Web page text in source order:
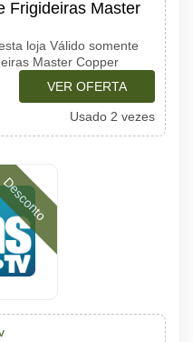
Frigideiras Master
loja Válido somente
Master Copper
VER OFERTA
Usado 2 vezes
Desconto